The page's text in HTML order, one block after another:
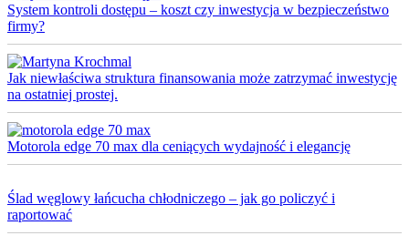
System kontroli dostępu – koszt czy inwestycja w bezpieczeństwo
firmy?
Jak niewłaściwa struktura finansowania może zatrzymać inwestycję
na ostatniej prostej.
Motorola edge 70 max dla ceniących wydajność i elegancję
Ślad węglowy łańcucha chłodniczego – jak go policzyć i
raportować